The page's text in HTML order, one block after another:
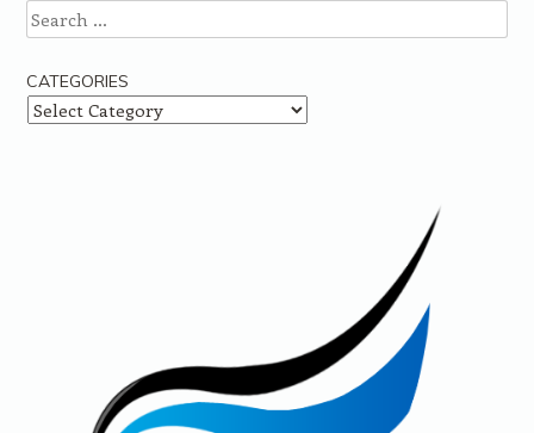
Search
CATEGORIES
Categories